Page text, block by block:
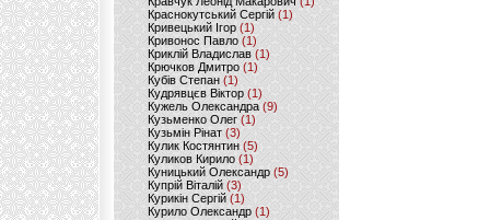
Краснокутський Сергій (1)
Кривецький Ігор (1)
Кривонос Павло (1)
Криклій Владислав (1)
Крючков Дмитро(1)
Кубів Степан(1)
Кудрявцєв Віктор (1)
Кужель Олександра (9)
Кузьменко Олег (1)
Кузьмін Рінат(3)
Кулик Костянтин(5)
Куликов Кирило (1)
Куницький Олександр (5)
Купрій Віталій (3)
Курикін Сергій(1)
Курило Олександр (1)